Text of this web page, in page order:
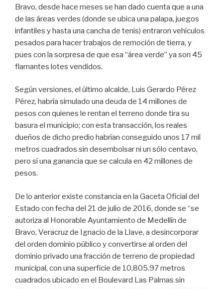
Bravo, desde hace meses se han dado cuenta que a una
de las áreas verdes (donde se ubica una palapa, juegos
infantiles y hasta una cancha de tenis) entraron vehículos
pesados para hacer trabajos de remoción de tierra, y
pues con la sorpresa de que esa “área verde” ya son 45
flamantes lotes vendidos.
Según versiones, el último alcalde, Luis Gerardo Pérez
Pérez, habría simulado una deuda de 14 millones de
pesos con quienes le rentan el terreno donde tira su
basura el municipio; con esta transacción, los reales
dueños de dicho predio habrían conseguido unos 17 mil
metros cuadrados sin desembolsar ni un sólo centavo,
pero sí una ganancia que se calcula en 42 millones de
pesos.
De lo anterior existe constancia en la Gaceta Oficial del
Estado con fecha del 21 de julio de 2016, donde se “se
autoriza al Honorable Ayuntamiento de Medellín de
Bravo, Veracruz de Ignacio de la Llave, a desincorporar
del orden dominio público y convertirse al orden del
dominio privado una fracción de terreno de propiedad
municipal, con una superficie de 10,805.97 metros
cuadrados ubicado en el Boulevard Las Palmas sin